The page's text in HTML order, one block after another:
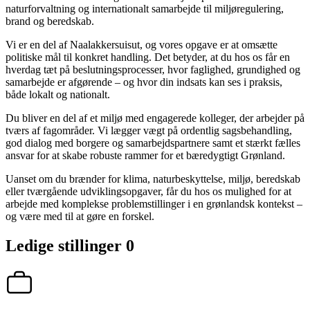
naturforvaltning og internationalt samarbejde til miljøregulering,
brand og beredskab.
Vi er en del af Naalakkersuisut, og vores opgave er at omsætte
politiske mål til konkret handling. Det betyder, at du hos os får en
hverdag tæt på beslutningsprocesser, hvor faglighed, grundighed og
samarbejde er afgørende – og hvor din indsats kan ses i praksis,
både lokalt og nationalt.
Du bliver en del af et miljø med engagerede kolleger, der arbejder på
tværs af fagområder. Vi lægger vægt på ordentlig sagsbehandling,
god dialog med borgere og samarbejdspartnere samt et stærkt fælles
ansvar for at skabe robuste rammer for et bæredygtigt Grønland.
Uanset om du brænder for klima, naturbeskyttelse, miljø, beredskab
eller tværgående udviklingsopgaver, får du hos os mulighed for at
arbejde med komplekse problemstillinger i en grønlandsk kontekst –
og være med til at gøre en forskel.
Ledige stillinger 0